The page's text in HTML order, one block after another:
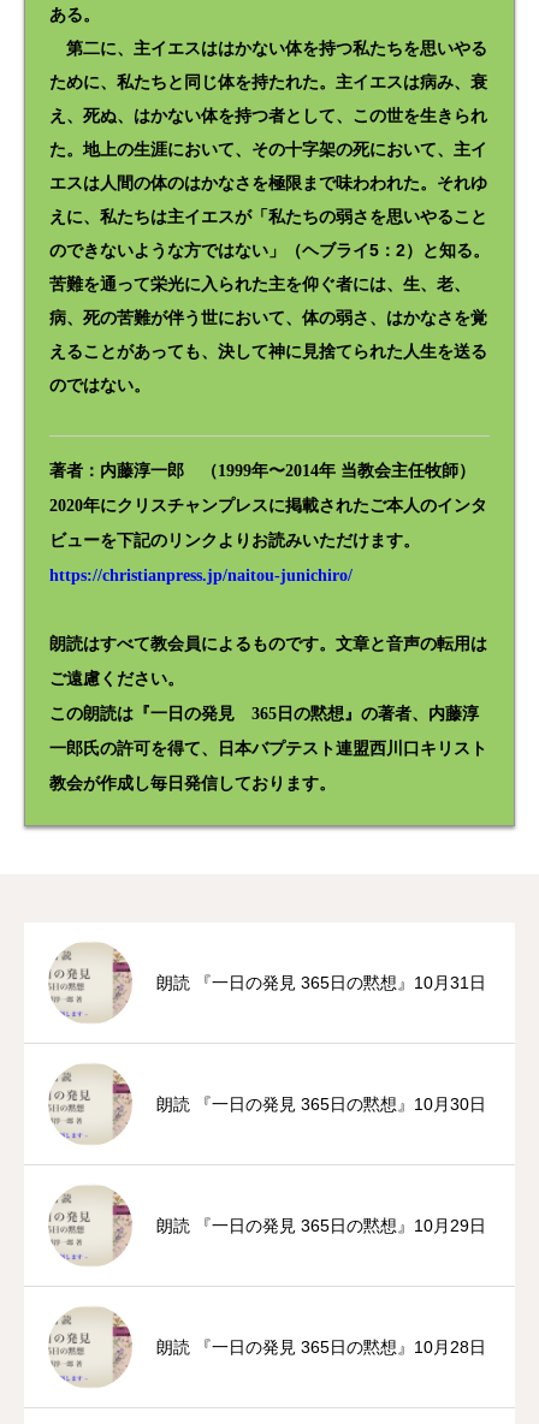
ある。
第二に、主イエスははかない体を持つ私たちを思いやる
ために、私たちと同じ体を持たれた。主イエスは病み、衰
え、死ぬ、はかない体を持つ者として、この世を生きられ
た。地上の生涯において、その十字架の死において、主イ
エスは人間の体のはかなさを極限まで味わわれた。それゆ
えに、私たちは主イエスが「私たちの弱さを思いやること
のできないような方ではない」（ヘブライ5：2）と知る。
苦難を通って栄光に入られた主を仰ぐ者には、生、老、
病、死の苦難が伴う世において、体の弱さ、はかなさを覚
えることがあっても、決して神に見捨てられた人生を送る
のではない。
著者：内藤淳一郎 （1999年〜2014年 当教会主任牧師）
2020年にクリスチャンプレスに掲載されたご本人のインタ
ビューを下記のリンクよりお読みいただけます。
https://christianpress.jp/naitou-junichiro/
朗読はすべて教会員によるものです。文章と音声の転用は
ご遠慮ください。
この朗読は『一日の発見 365日の黙想』の著者、内藤淳
一郎氏の許可を得て、日本バプテスト連盟西川口キリスト
教会が作成し毎日発信しております。
朗読 『一日の発見 365日の黙想』10月31日
朗読 『一日の発見 365日の黙想』10月30日
朗読 『一日の発見 365日の黙想』10月29日
朗読 『一日の発見 365日の黙想』10月28日